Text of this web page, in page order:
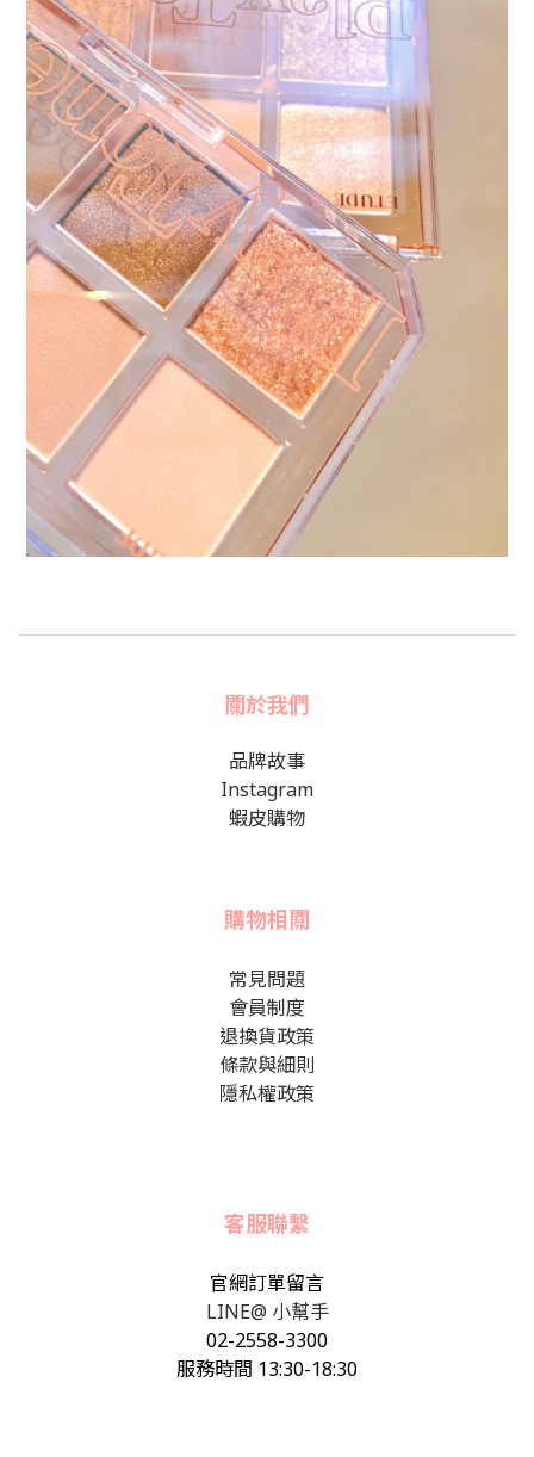
關於我們
品牌故事
Instagram
蝦皮購物
購物相關
常見問題
會員制度
退換貨政策
條款與細則
隱私權政策
客服聯繫
官網訂單留言
LINE@ 小幫手
02-2558-3300
服務時間 13:30-18:30